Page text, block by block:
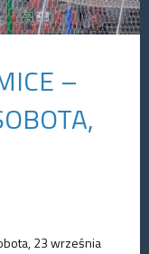
–
23 września